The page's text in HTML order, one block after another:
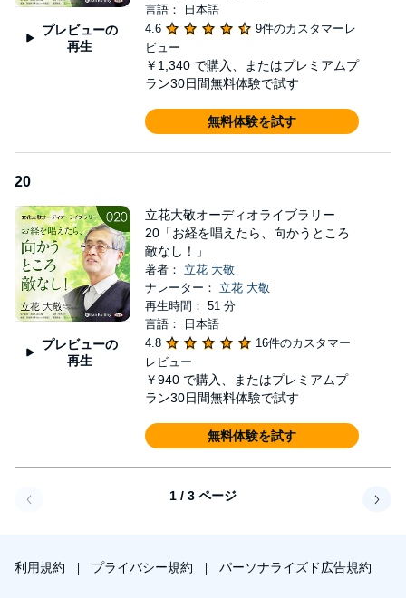
プレビューの
再生
言語： 日本語
4.6
9件のカスタマーレ
ビュー
￥1,340 で購入、またはプレミアムプ
ラン30日間無料体験で試す
無料体験を試す
20
プレビューの
再生
立花大敬オーディオライブラリー
20「お経を唱えたら、向かうところ
敵なし！」
著者： 立花 大敬
ナレーター： 立花 大敬
再生時間： 51 分
言語： 日本語
4.8
16件のカスタマー
レビュー
￥940 で購入、またはプレミアムプ
ラン30日間無料体験で試す
無料体験を試す
1 / 3 ページ
利用規約 プライバシー規約 パーソナライズド広告規約